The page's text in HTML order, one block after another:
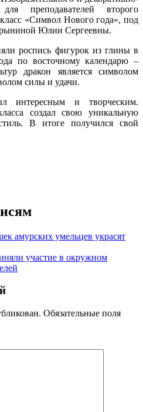
преподавателей второго
класс «Символ Нового года», под
Юлии Сергеевны.
роспись фигурок из глины в
по восточному календарю –
дракон является символом
силы и удачи.
интересным и творческим.
создал свою уникальную
В итоге получился свой
амурских умельцев украсят
участие в окружном
Обязательные поля